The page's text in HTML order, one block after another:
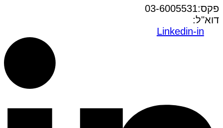
פקס:03-6005531
דוא"ל:
Linkedin-in